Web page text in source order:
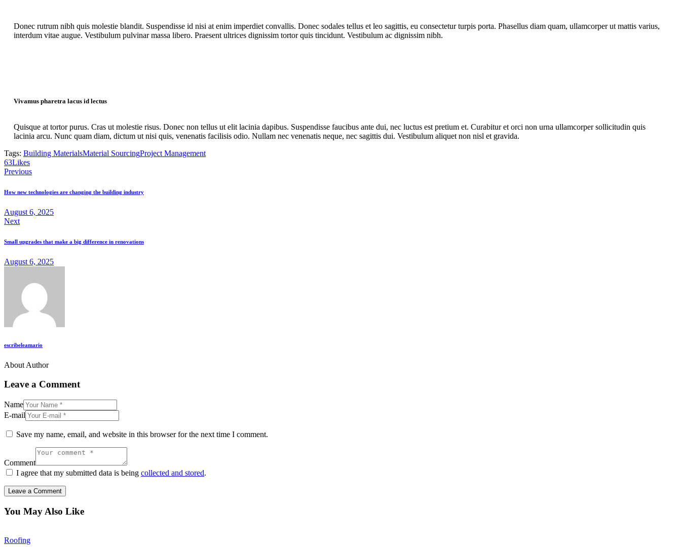
Donec rutrum nibh quis molestie blandit. Suspendisse id nisi at enim imperdiet convallis. Donec sodales tellus et leo sagittis, eu consectetur turpis porta. Phasellus diam quam, ullamcorper ut mattis varius,
interdum vitae augue. Vestibulum pulvinar massa libero. Praesent ultrices dignissim tortor quis tincidunt. Vestibulum ac dignissim nibh.
Vivamus pharetra lacus id lectus
Quisque at tortor purus. Cras ut molestie risus. Donec non tellus ut elit lacinia dapibus. Suspendisse faucibus ante dui, nec luctus est pretium et. Curabitur et orci non urna ullamcorper sollicitudin quis
lacinia arcu. Nunc quam diam, dictum ut nisi quis, venenatis facilisis odio. Nullam nec venenatis neque, nec sagittis dui. Vestibulum aliquet non nisl et gravida.
Tags: Building MaterialsMaterial SourcingProject Management
63Likes
Previous
How new technologies are changing the building industry
August 6, 2025
Next
Small upgrades that make a big difference in renovations
August 6, 2025
escribeleamario
About Author
Leave a Comment
Name
E-mail
Save my name, email, and website in this browser for the next time I comment.
Comment
I agree that my submitted data is being collected and stored.
You May Also Like
Roofing